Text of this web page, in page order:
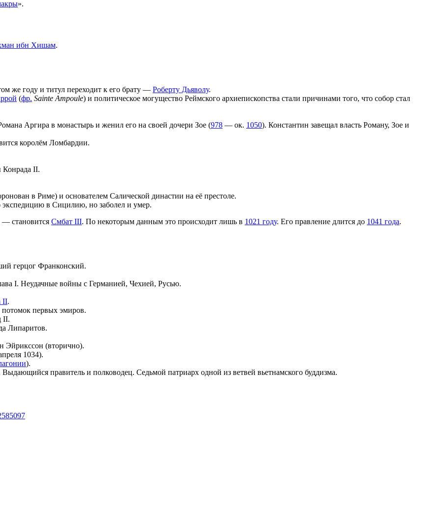
».
ибн Хишам.
же году и титул переходит к его брату — Роберту Дьяволу.
(фр. Sainte Ampoule) и политическое могущество Реймского архиепископства стали причинами того, что собор стал
Аргира в монастырь и женил его на своей дочери Зое (978 — ок. 1050). Константин завещал власть Роману, Зое и
королём Ломбардии.
Конрада II.
в Риме) и основателем Салической династии на её престоле.
экспедицию в Сицилию, но заболел и умер.
— становится Смбат III. По некоторым данным это происходит лишь в 1021 году. Его правление длится до 1041 года.
герцог Франконский.
I. Неудачные войны с Германией, Чехией, Русью.
II.
первых эмиров.
II.
Липаритов.
Эйрикссон (вторично).
1034).
).
правитель и полководец. Седьмой патриарх одной из ветвей вьетнамского буддизма.